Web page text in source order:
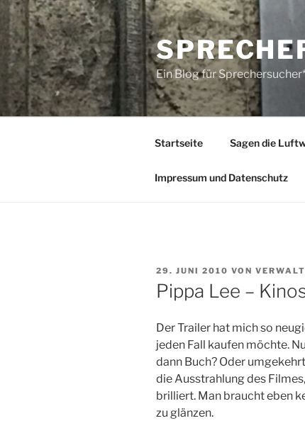
Zum
Inhalt
springen
Ein Blog für
Startseite Sagen die
Impressum und Datenschutz
VERÖFFENTLICHT
AM
29. JUNI 2010 VON
Pippa Lee –
Der Trailer hat mich so
jeden Fall kaufen möchte.
dann Buch? Oder
die Ausstrahlung des
brilliert. Man braucht eben
zu glänzen.